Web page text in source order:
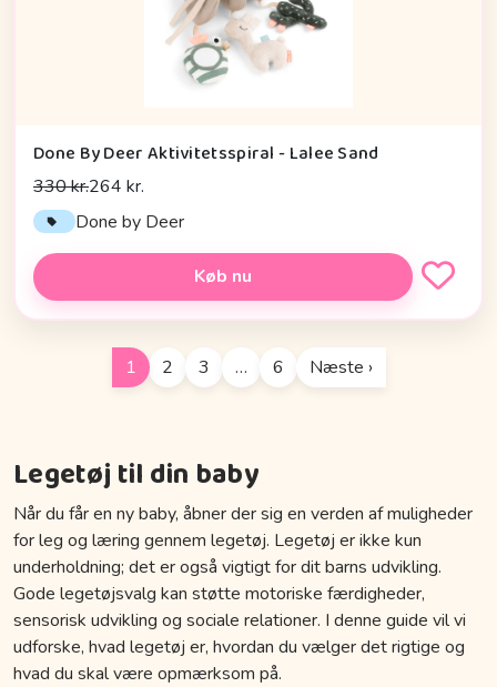
Done By Deer Aktivitetsspiral - Lalee Sand
330 kr.264 kr.
Done by Deer
Køb nu
1 2 3 … 6 Næste ›
Legetøj til din baby
Når du får en ny baby, åbner der sig en verden af muligheder
for leg og læring gennem legetøj. Legetøj er ikke kun
underholdning; det er også vigtigt for dit barns udvikling.
Gode legetøjsvalg kan støtte motoriske færdigheder,
sensorisk udvikling og sociale relationer. I denne guide vil vi
udforske, hvad legetøj er, hvordan du vælger det rigtige og
hvad du skal være opmærksom på.